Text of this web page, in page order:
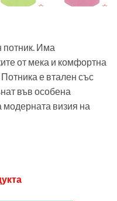
потник. Има
от мека и комфортна
е втален със
във особена
визия на